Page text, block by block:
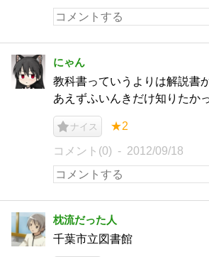
にゃん
教科書っていうよりは解説書
あえずふいんきだけ知りたか
ナイス ★2
コメント(0) 2012/09/18
枕流だった人
千葉市立図書館